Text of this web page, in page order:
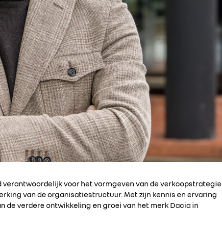
voor het vormgeven van de verkoopstrategie
van de organisatiestructuur. Met zijn kennis en ervaring
de verdere ontwikkeling en groei van het merk Dacia in